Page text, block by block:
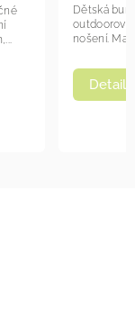
Detail
Dětská bunda
outdoorové
nošení. Materiál